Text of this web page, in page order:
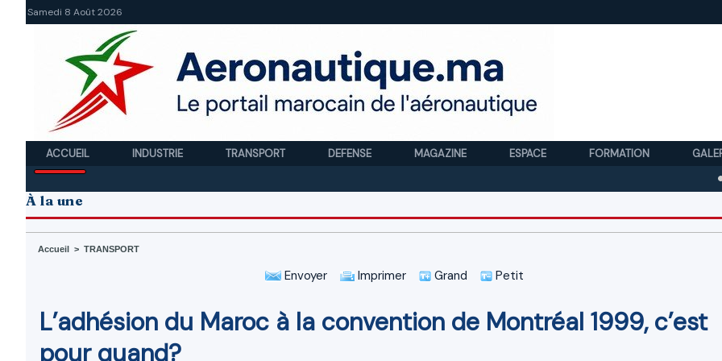
Samedi 8 Août 2026
ACCUEIL INDUSTRIE TRANSPORT DEFENSE MAGAZINE ESPACE FORMATION
Royal
À la une
Accueil > TRANSPORT
Envoyer Imprimer Grand Petit
L’adhésion du Maroc à la convention de Montréal 1999, c’est
pour quand?